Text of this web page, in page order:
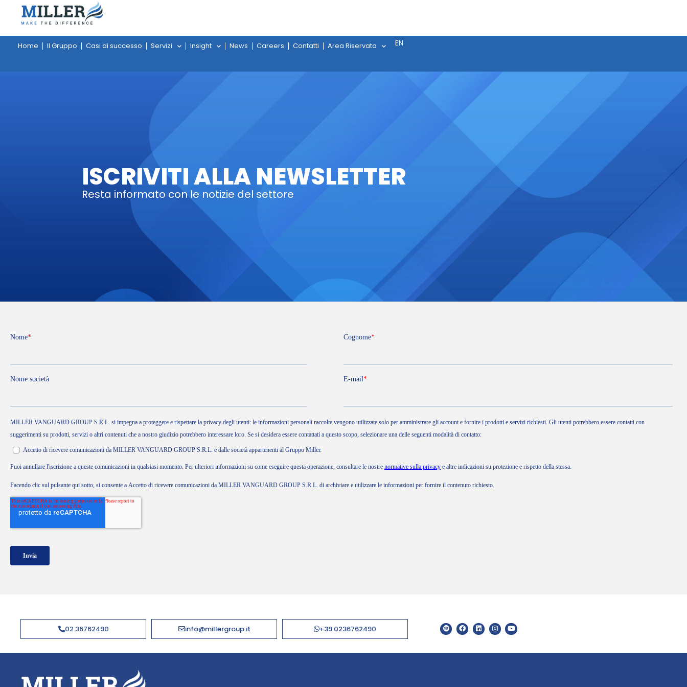
Home Il Gruppo Casi di successo Servizi Insight News Careers Contatti Area Riservata EN
ISCRIVITI ALLA NEWSLETTER
Resta informato con le notizie del settore
02 36762490 info@millergroup.it +39 0236762490